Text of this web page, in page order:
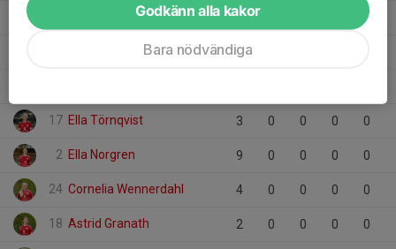
Elsa Löfgren 9 0
3
17 Ella Törnqvist 3 0 0 0 0
2 Ella Norgren 9 0 0 0 0
24 Cornelia Wennerdahl 4 0 0 0 0
18 Astrid Granath 2 0 0 0 0
Godkänn alla kakor
Bara nödvändiga